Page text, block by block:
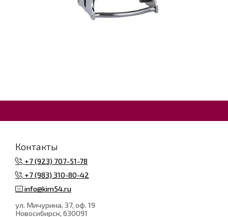
Контакты
+7 (923) 707-51-78
+7 (983) 310-80-42
info@kim54.ru
ул. Мичурина, 37, оф. 19
Новосибирск, 630091